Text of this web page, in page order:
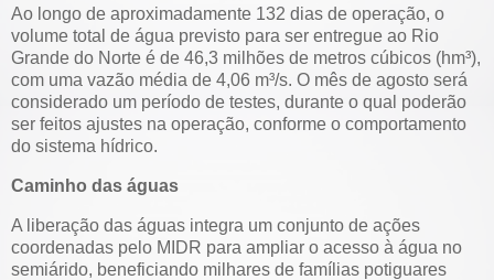
Ao longo de aproximadamente 132 dias de operação, o
volume total de água previsto para ser entregue ao Rio
Grande do Norte é de 46,3 milhões de metros cúbicos (hm³),
com uma vazão média de 4,06 m³/s. O mês de agosto será
considerado um período de testes, durante o qual poderão
ser feitos ajustes na operação, conforme o comportamento
do sistema hídrico.
Caminho das águas
A liberação das águas integra um conjunto de ações
coordenadas pelo MIDR para ampliar o acesso à água no
semiárido, beneficiando milhares de famílias potiguares